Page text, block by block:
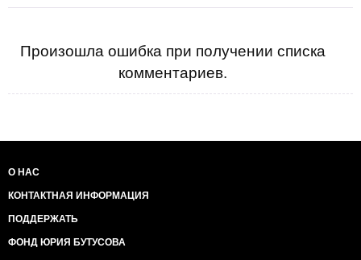
Произошла ошибка при получении списка
комментариев.
О НАС
КОНТАКТНАЯ ИНФОРМАЦИЯ
ПОДДЕРЖАТЬ
ФОНД ЮРИЯ БУТУСОВА